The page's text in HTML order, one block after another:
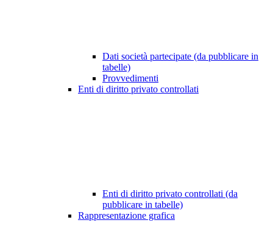
Dati società partecipate (da pubblicare in
tabelle)
Provvedimenti
Enti di diritto privato controllati
Enti di diritto privato controllati (da
pubblicare in tabelle)
Rappresentazione grafica